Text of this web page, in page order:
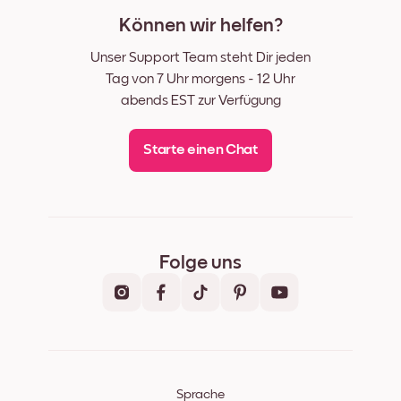
Können wir helfen?
Unser Support Team steht Dir jeden
Tag von 7 Uhr morgens - 12 Uhr
abends EST zur Verfügung
Starte einen Chat
Folge uns
Sprache